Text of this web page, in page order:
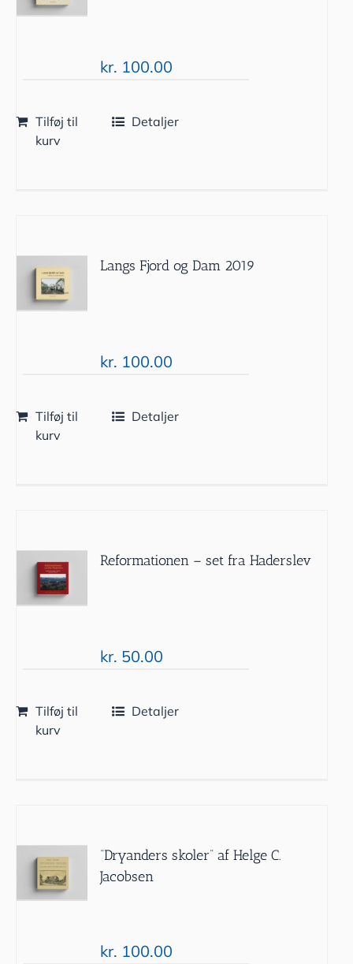
kr. 100.00
Tilføj til
kurv
Detaljer
Langs Fjord og Dam 2019
kr. 100.00
Tilføj til
kurv
Detaljer
Reformationen – set fra Haderslev
kr. 50.00
Tilføj til
kurv
Detaljer
“Dryanders skoler” af Helge C.
Jacobsen
kr. 100.00